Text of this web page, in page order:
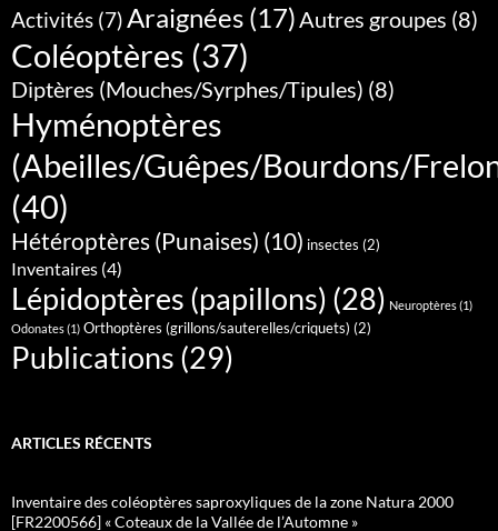
Activités (7)Araignées (17)Autres groupes (8)
Coléoptères (37)
Diptères (Mouches/Syrphes/Tipules) (8)
Hyménoptères
(Abeilles/Guêpes/Bourdons/
(40)
Hétéroptères (Punaises) (10) insectes (2)
Inventaires (4)
Lépidoptères (papillons) (28) Neuroptères(1)
Odonates(1) Orthoptères (grillons/sauterelles/criquets) (2)
Publications (29)
ARTICLES RÉCENTS
Inventaire des coléoptères saproxyliques de la zone Natura 2000
[FR2200566] « Coteaux de la Vallée de l’Automne »